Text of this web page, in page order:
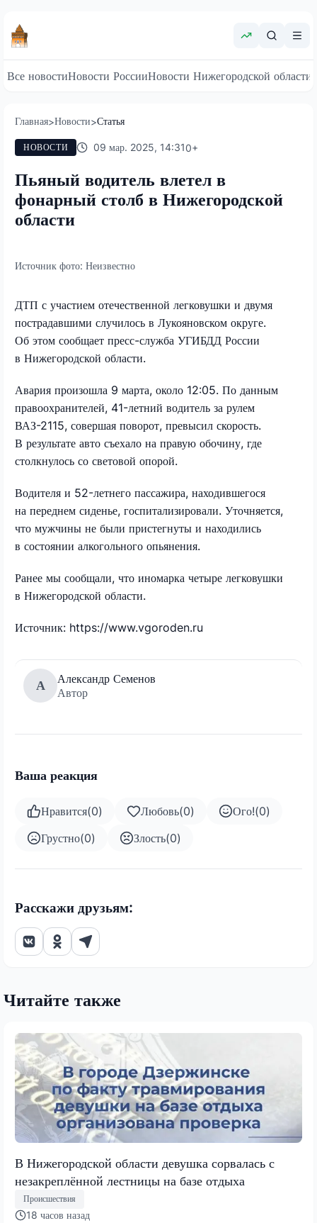
Все новостиНовости РоссииНовости Нижегородской области
Главная>Новости>Статья
НОВОСТИ 09 мар. 2025, 14:310+
Пьяный водитель влетел в
фонарный столб в Нижегородской
области
Источник фото: Неизвестно
ДТП с участием отечественной легковушки и двумя
пострадавшими случилось в Лукояновском округе.
Об этом сообщает пресс-служба УГИБДД России
в Нижегородской области.
Авария произошла 9 марта, около 12:05. По данным
правоохранителей, 41-летний водитель за рулем
ВАЗ-2115, совершая поворот, превысил скорость.
В результате авто съехало на правую обочину, где
столкнулось со световой опорой.
Водителя и 52-летнего пассажира, находившегося
на переднем сиденье, госпитализировали. Уточняется,
что мужчины не были пристегнуты и находились
в состоянии алкогольного опьянения.
Ранее мы сообщали, что иномарка четыре легковушки
в Нижегородской области.
Источник: https://www.vgoroden.ru
А
Александр Семенов
Автор
Ваша реакция
Нравится(0) Любовь(0) Ого!(0)
Грустно(0) Злость(0)
Расскажи друзьям:
Читайте также
В Нижегородской области девушка сорвалась с
незакреплённой лестницы на базе отдыха
Происшествия
18 часов назад